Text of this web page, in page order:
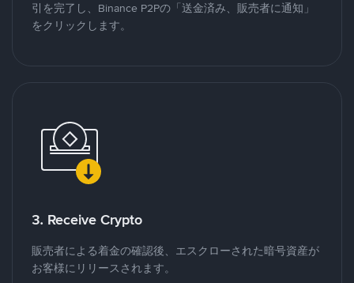
引を完了し、Binance P2Pの「送金済み、販売者に通知」
をクリックします。
3. Receive Crypto
販売者による着金の確認後、エスクローされた暗号資産が
お客様にリリースされます。